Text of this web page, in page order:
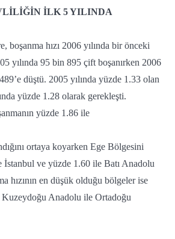
İLK 5 YILINDA
boşanma hızı 2006 yılında bir önceki
yılında 95 bin 895 çift boşanırken 2006
düştü. 2005 yılında yüzde 1.33 olan
yüzde 1.28 olarak gerekleşti.
yüzde 1.86 ile
ortaya koyarken Ege Bölgesini
İstanbul ve yüzde 1.60 ile Batı Anadolu
hızının en düşük olduğu bölgeler ise
Anadolu ile Ortadoğu